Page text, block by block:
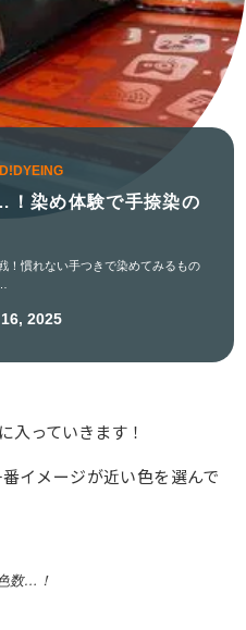
！染め体験で手捺染の
！慣れない手つきで染めてみるもの
2025
入っていきます！
イメージが近い色を選んで
数…！